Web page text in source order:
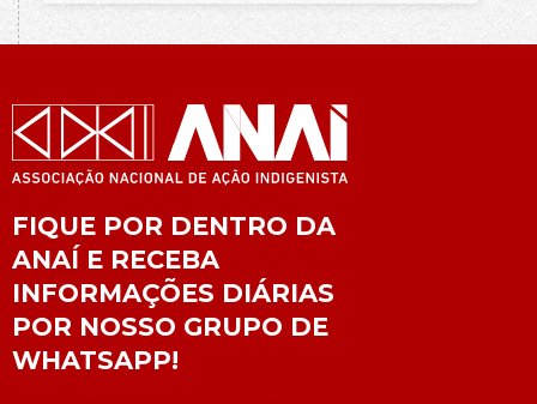
FIQUE POR DENTRO DA
ANAÍ E RECEBA
INFORMAÇÕES DIÁRIAS
POR NOSSO GRUPO DE
WHATSAPP!